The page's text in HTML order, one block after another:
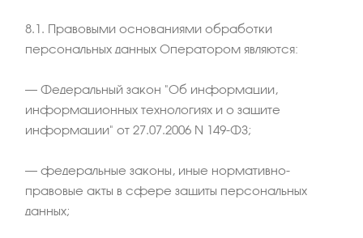
8.1. Правовыми основаниями обработки
персональных данных Оператором являются:
– Федеральный закон "Об информации,
информационных технологиях и о защите
информации" от 27.07.2006 N 149-ФЗ;
– федеральные законы, иные нормативно-
правовые акты в сфере защиты персональных
данных;